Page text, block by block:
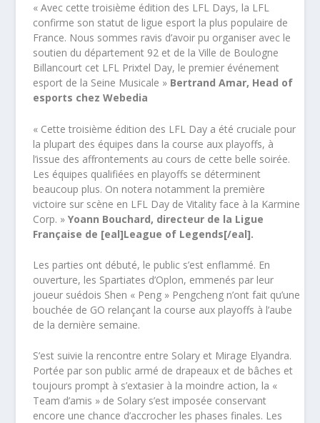
« Avec cette troisième édition des LFL Days, la LFL
confirme son statut de ligue esport la plus populaire de
France. Nous sommes ravis d’avoir pu organiser avec le
soutien du département 92 et de la Ville de Boulogne
Billancourt cet LFL Prixtel Day, le premier événement
esport de la Seine Musicale » Bertrand Amar, Head of
esports chez Webedia
« Cette troisième édition des LFL Day a été cruciale pour
la plupart des équipes dans la course aux playoffs, à
l’issue des affrontements au cours de cette belle soirée.
Les équipes qualifiées en playoffs se déterminent
beaucoup plus. On notera notamment la première
victoire sur scène en LFL Day de Vitality face à la Karmine
Corp. »Yoann Bouchard, directeur de la Ligue
Française de [eal]League of Legends[/eal].
Les parties ont débuté, le public s’est enflammé. En
ouverture, les Spartiates d’Oplon, emmenés par leur
joueur suédois Shen « Peng » Pengcheng n’ont fait qu’une
bouchée de GO relançant la course aux playoffs à l’aube
de la dernière semaine.
S’est suivie la rencontre entre Solary et Mirage Elyandra.
Portée par son public armé de drapeaux et de bâches et
toujours prompt à s’extasier à la moindre action, la «
Team d’amis » de Solary s’est imposée conservant
encore une chance d’accrocher les phases finales. Les